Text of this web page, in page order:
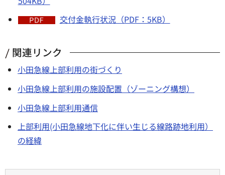
交付金執行状況（PDF：5KB）
関連リンク
小田急線上部利用の街づくり
小田急線上部利用の施設配置（ゾーニング構想）
小田急線上部利用通信
上部利用(小田急線地下化に伴い生じる線路跡地利用）
の経緯